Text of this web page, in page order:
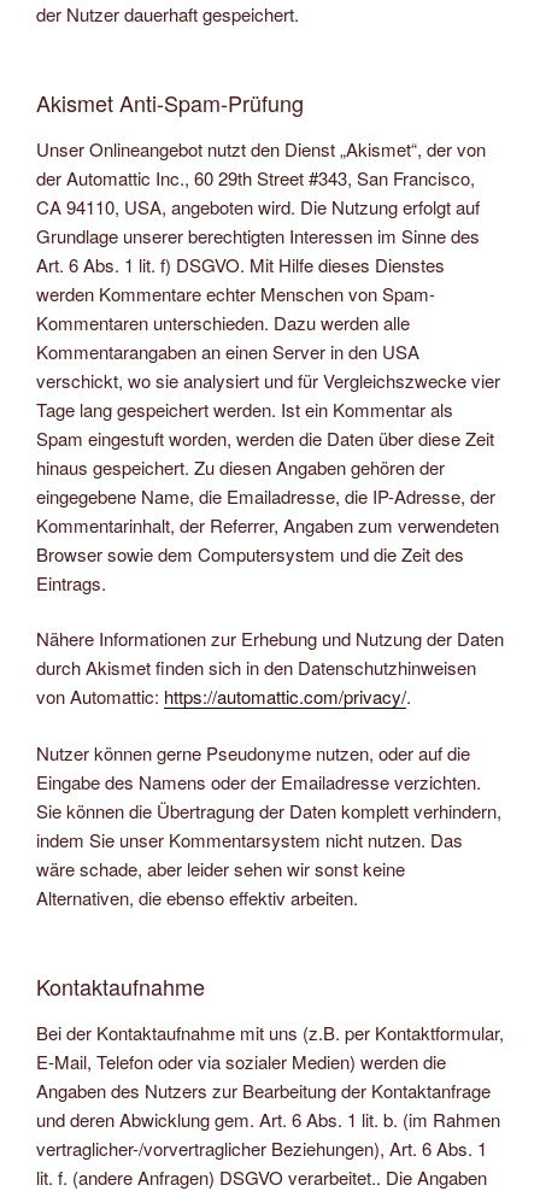
der Nutzer dauerhaft gespeichert.
Akismet Anti-Spam-Prüfung
Unser Onlineangebot nutzt den Dienst „Akismet“, der von
der Automattic Inc., 60 29th Street #343, San Francisco,
CA 94110, USA, angeboten wird. Die Nutzung erfolgt auf
Grundlage unserer berechtigten Interessen im Sinne des
Art. 6 Abs. 1 lit. f) DSGVO. Mit Hilfe dieses Dienstes
werden Kommentare echter Menschen von Spam-
Kommentaren unterschieden. Dazu werden alle
Kommentarangaben an einen Server in den USA
verschickt, wo sie analysiert und für Vergleichszwecke vier
Tage lang gespeichert werden. Ist ein Kommentar als
Spam eingestuft worden, werden die Daten über diese Zeit
hinaus gespeichert. Zu diesen Angaben gehören der
eingegebene Name, die Emailadresse, die IP-Adresse, der
Kommentarinhalt, der Referrer, Angaben zum verwendeten
Browser sowie dem Computersystem und die Zeit des
Eintrags.
Nähere Informationen zur Erhebung und Nutzung der Daten
durch Akismet finden sich in den Datenschutzhinweisen
von Automattic: https://automattic.com/privacy/.
Nutzer können gerne Pseudonyme nutzen, oder auf die
Eingabe des Namens oder der Emailadresse verzichten.
Sie können die Übertragung der Daten komplett verhindern,
indem Sie unser Kommentarsystem nicht nutzen. Das
wäre schade, aber leider sehen wir sonst keine
Alternativen, die ebenso effektiv arbeiten.
Kontaktaufnahme
Bei der Kontaktaufnahme mit uns (z.B. per Kontaktformular,
E-Mail, Telefon oder via sozialer Medien) werden die
Angaben des Nutzers zur Bearbeitung der Kontaktanfrage
und deren Abwicklung gem. Art. 6 Abs. 1 lit. b. (im Rahmen
vertraglicher-/vorvertraglicher Beziehungen), Art. 6 Abs. 1
lit. f. (andere Anfragen) DSGVO verarbeitet.. Die Angaben